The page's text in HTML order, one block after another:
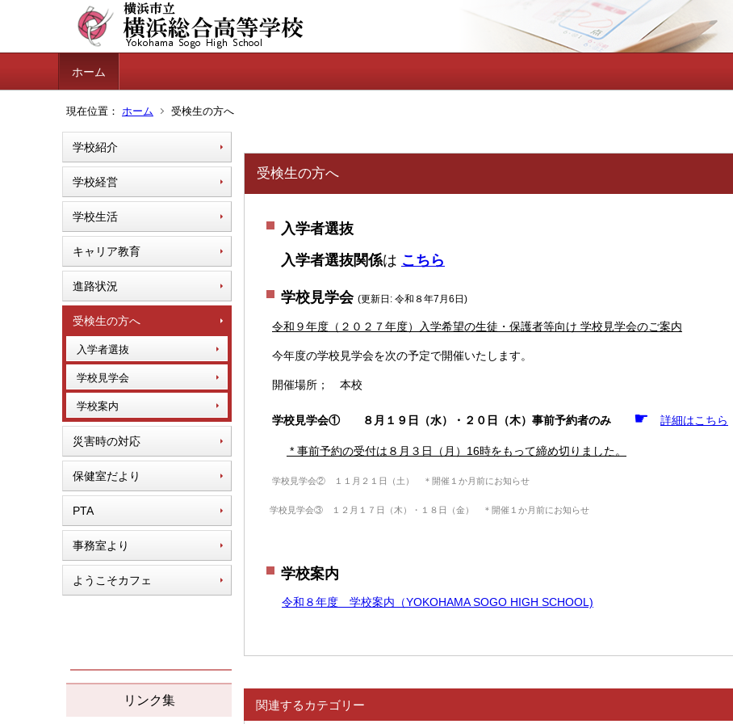
ホーム
現在位置： ホーム 受検生の方へ
学校紹介
学校経営
学校生活
キャリア教育
進路状況
受検生の方へ
入学者選抜
学校見学会
学校案内
災害時の対応
保健室だより
PTA
事務室より
ようこそカフェ
リンク集
受検生の方へ
入学者選抜
入学者選抜関係は こちら
学校見学会 (更新日: 令和８年7月6日)
令和９年度（２０２７年度）入学希望の生徒・保護者等向け 学校見学会のご案内
今年度の学校見学会を次の予定で開催いたします。
開催場所； 本校
学校見学会① ８月１９日（水）・２０日（木）事前予約者のみ ☛ 詳細はこちら
* 事前予約の受付は８月３日（月）16時をもって締め切りました。
学校見学会② １１月２１日（土） ＊開催１か月前にお知らせ
学校見学会③ １２月１７日（木）・１８日（金） ＊開催１か月前にお知らせ
学校案内
令和８年度 学校案内（YOKOHAMA SOGO HIGH SCHOOL)
関連するカテゴリー